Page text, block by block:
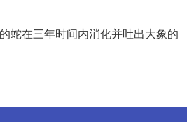
蛇在三年时间内消化并吐出大象的